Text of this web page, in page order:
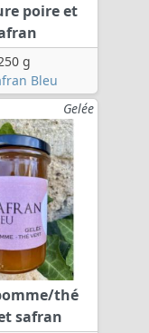
poire et
g
Bleu
Gelée
thé
safran